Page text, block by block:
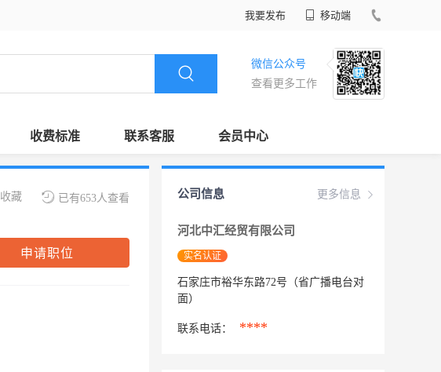
我要发布 移动端
微信公众号
查看更多工作
收费标准 联系客服 会员中心
已有653人查看
收藏
申请职位
更多信息
公司信息
河北中汇经贸有限公司
实名认证
石家庄市裕华东路72号（省广播电台对
面）
联系电话： ****